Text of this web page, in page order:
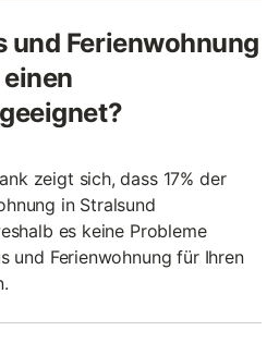
und Ferienwohnung
zeigt sich, dass 17% der
in Stralsund
es keine Probleme
und Ferienwohnung für Ihren